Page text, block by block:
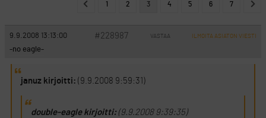
1 2 3 4 5 6 7
9.9.2008 13:13:00 #228987 VASTAA ILMOITA ASIATON VIESTI
-no eagle-
januz kirjoitti: (9.9.2008 9:59:31)
double-eagle kirjoitti:(9.9.2008 9:39:35)